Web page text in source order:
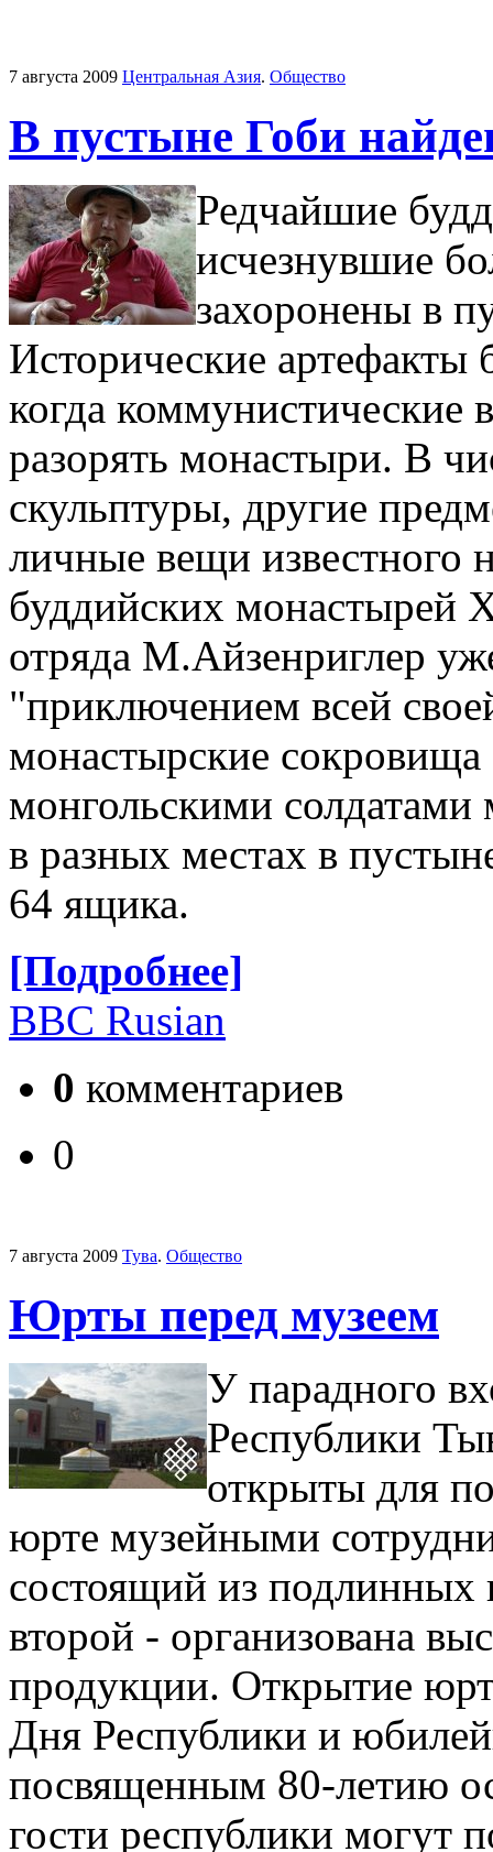
7 августа 2009 Центральная Азия. Общество
В пустыне Гоби
Редчайшие
исчезнувшие
захоронены в
Исторические
когда коммунистические
разорять монастыри. В
скульптуры, другие
личные вещи известного
буддийских монастырей
отряда М.Айзенриглер
"приключением всей
монастырские сокровища
монгольскими
в разных местах в
64 ящика.
[Подробнее]
BBC Rusian
0 комментариев
0
7 августа 2009 Тува. Общество
Юрты перед музеем
У парадного
Республики
открыты для
юрте музейными
состоящий из подлинных
второй - организована
продукции. Открытие
Дня Республики и
посвященным 80-летию
гости республики могут